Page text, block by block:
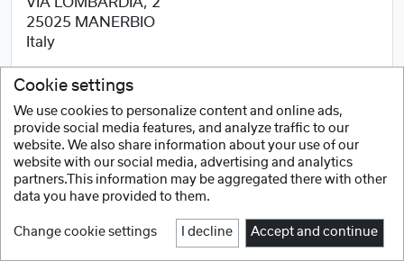
25025 MANERBIO
Italy
0309380055
BOMBARDINO
VIA MANDURIA,118
Italy
Cookie settings
We use cookies to personalize content and online ads,
provide social media features, and analyze traffic to our
website. We also share information about your use of our
website with our social media, advertising and analytics
partners.This information may be aggregated there with other
data you have provided to them.
Change cookie settings I decline Accept and continue